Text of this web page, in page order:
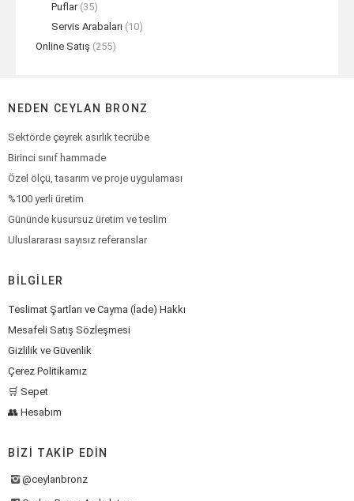
Puflar (35)
Servis Arabaları (10)
Online Satış (255)
NEDEN CEYLAN BRONZ
Sektörde çeyrek asırlık tecrübe
Birinci sınıf hammade
Özel ölçü, tasarım ve proje uygulaması
%100 yerli üretim
Gününde kusursuz üretim ve teslim
Uluslararası sayısız referanslar
BILGILER
Teslimat Şartları ve Cayma (İade) Hakkı
Mesafeli Satış Sözleşmesi
Gizlilik ve Güvenlik
Çerez Politikamız
🛒 Sepet
👥 Hesabım
BIZI TAKIP EDIN
@ceylanbronz